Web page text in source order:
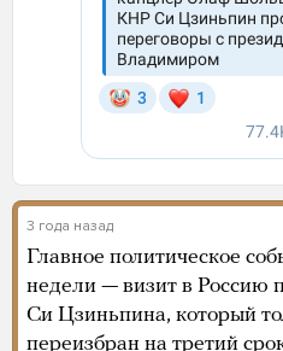
3 года назад
Главное политическое
недели — визит в Россию
Си Цзиньпина, который
переизбран на третий